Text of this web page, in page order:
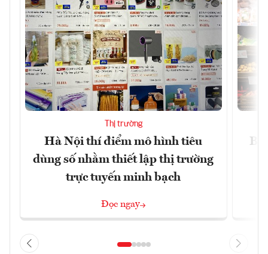
Thị trường
Hà Nội thí điểm mô hình tiêu
dùng số nhằm thiết lập thị trường
trực tuyến minh bạch
Đọc ngay